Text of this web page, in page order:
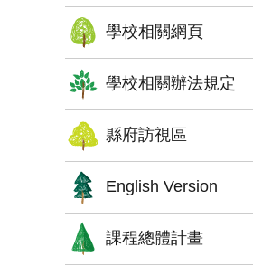
學校相關網頁
學校相關辦法規定
縣府訪視區
English Version
課程總體計畫